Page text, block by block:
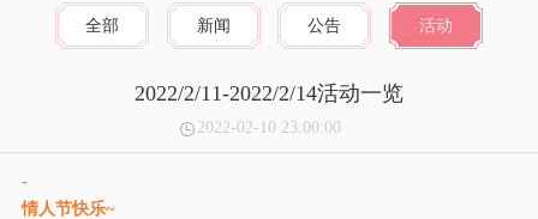
全部 新闻 公告 活动
2022/2/11-2022/2/14活动一览
2022-02-10 23:00:00
-
情人节快乐~